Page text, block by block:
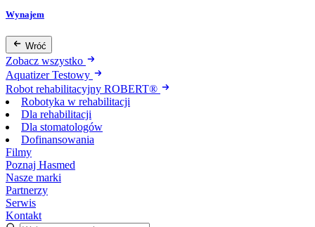
Wynajem
Wróć
Zobacz wszystko
Aquatizer Testowy
Robot rehabilitacyjny ROBERT®
Robotyka w rehabilitacji
Dla rehabilitacji
Dla stomatologów
Dofinansowania
Filmy
Poznaj Hasmed
Nasze marki
Partnerzy
Serwis
Kontakt